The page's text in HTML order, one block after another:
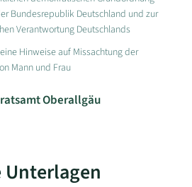
Bundesrepublik Deutschland und zur
Verantwortung Deutschlands
Hinweise auf Missachtung der
Mann und Frau
Oberallgäu